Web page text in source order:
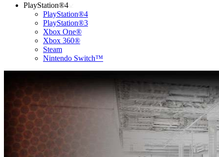
PlayStation®4
PlayStation®4
PlayStation®3
Xbox One®
Xbox 360®
Steam
Nintendo Switch™